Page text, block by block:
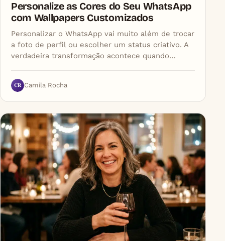
Personalize as Cores do Seu WhatsApp
com Wallpapers Customizados
Personalizar o WhatsApp vai muito além de trocar
a foto de perfil ou escolher um status criativo. A
verdadeira transformação acontece quando…
CR Camila Rocha